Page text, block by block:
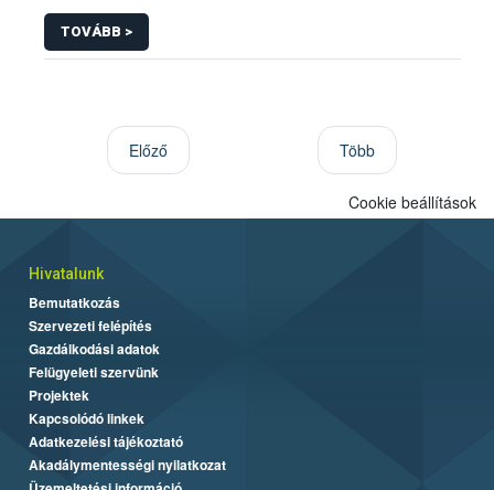
TOVÁBB >
Előző Több
Cookie beállítások
Hivatalunk
Bemutatkozás
Szervezeti felépítés
Gazdálkodási adatok
Felügyeleti szervünk
Projektek
Kapcsolódó linkek
Adatkezelési tájékoztató
Akadálymentességi nyilatkozat